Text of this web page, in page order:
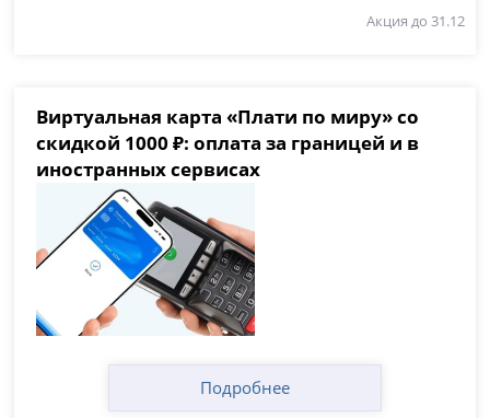
Акция до 31.12
Виртуальная карта «Плати по миру» со
скидкой 1000 ₽: оплата за границей и в
иностранных сервисах
Подробнее